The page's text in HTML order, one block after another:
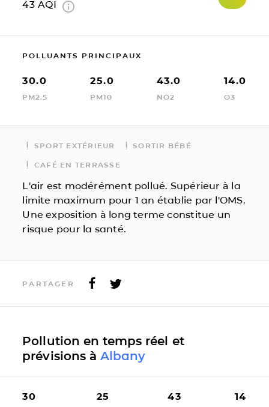
43 AQI
POLLUANTS PRINCIPAUX
30.0
PM2.5
25.0
PM10
43.0
NO2
14.0
O3
SPORT EXTÉRIEUR SORTIR BÉBÉ
CAFÉ EN TERRASSE
L'air est modérément pollué. Supérieur à la
limite maximum pour 1 an établie par l'OMS.
Une exposition à long terme constitue un
risque pour la santé.
PARTAGER
Pollution en temps réel et
prévisions à Albany
30 25 43 14